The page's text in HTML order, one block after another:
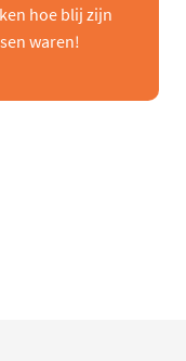
hoe blij zijn
waren!